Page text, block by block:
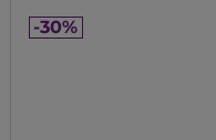
-30%